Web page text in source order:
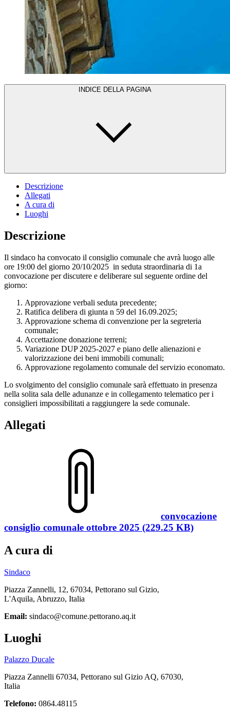
INDICE DELLA PAGINA
Descrizione
Allegati
A cura di
Luoghi
Descrizione
Il sindaco ha convocato il consiglio comunale che avrà luogo alle
ore 19:00 del giorno 20/10/2025 in seduta straordinaria di 1a
convocazione per discutere e deliberare sul seguente ordine del
giorno:
Approvazione verbali seduta precedente;
Ratifica delibera di giunta n 59 del 16.09.2025;
Approvazione schema di convenzione per la segreteria
comunale;
Accettazione donazione terreni;
Variazione DUP 2025-2027 e piano delle alienazioni e
valorizzazione dei beni immobili comunali;
Approvazione regolamento comunale del servizio economato.
Lo svolgimento del consiglio comunale sarà effettuato in presenza
nella solita sala delle adunanze e in collegamento telematico per i
consiglieri impossibilitati a raggiungere la sede comunale.
Allegati
convocazione
consiglio comunale ottobre 2025 (229.25 KB)
A cura di
Sindaco
Piazza Zannelli, 12, 67034, Pettorano sul Gizio,
L'Aquila, Abruzzo, Italia
Email: sindaco@comune.pettorano.aq.it
Luoghi
Palazzo Ducale
Piazza Zannelli 67034, Pettorano sul Gizio AQ, 67030,
Italia
Telefono: 0864.48115